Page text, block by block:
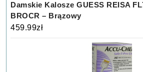
Damskie Kalosze GUESS REISA
BROCR – Brązowy
459.99zł